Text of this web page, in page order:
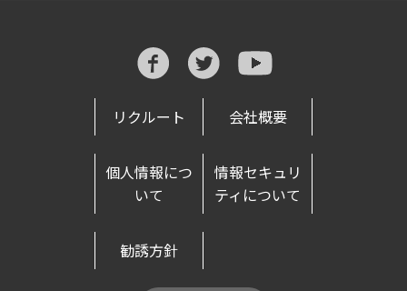
リクルート 会社概要
個人情報につ
いて
情報セキュリ
ティについて
勧誘方針